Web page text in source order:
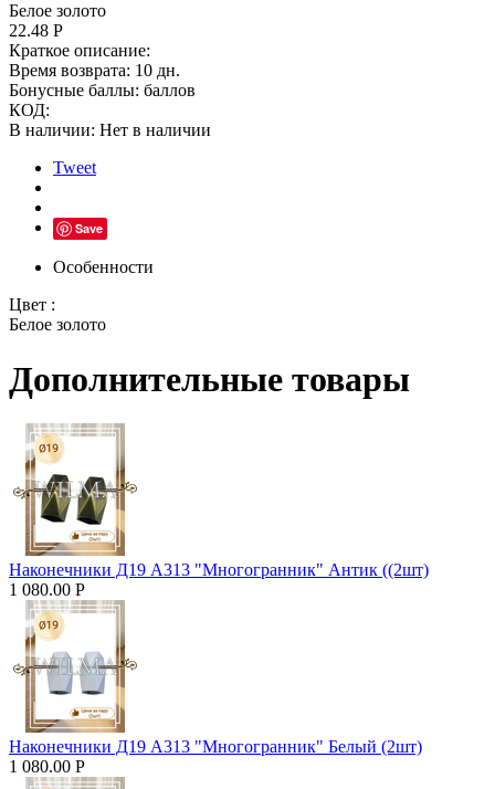
Белое золото
22.48 Р
Краткое описание:
Время возврата: 10 дн.
Бонусные баллы: баллов
КОД:
В наличии: Нет в наличии
Tweet
Save
Особенности
Цвет :
Белое золото
Дополнительные товары
Наконечники Д19 А313 "Многогранник" Антик ((2шт)
1 080.00 Р
Наконечники Д19 А313 "Многогранник" Белый (2шт)
1 080.00 Р